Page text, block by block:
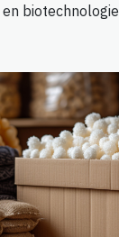
biotechnologie